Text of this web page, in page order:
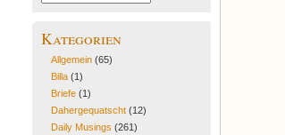
Kategorien
Allgemein(65)
Billa(1)
Briefe(1)
Dahergequatscht(12)
Daily Musings (261)